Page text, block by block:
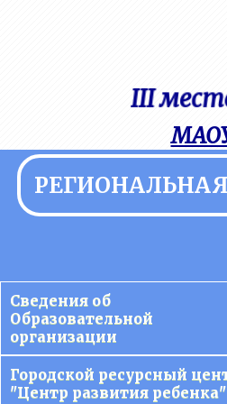
III
Сведения об
Образовательной
организации
Основные сведения
Городской ресурсный
"Центр развития ребенка"